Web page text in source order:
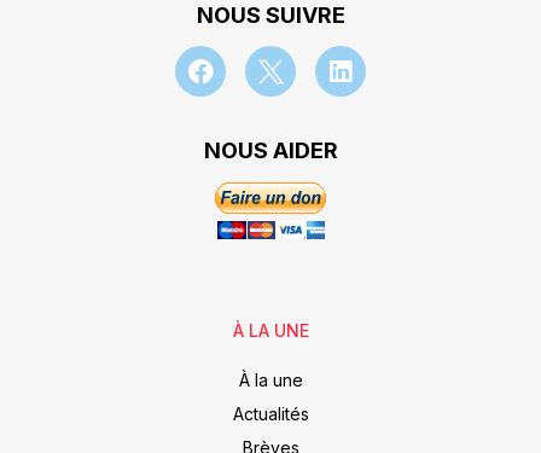
NOUS SUIVRE
NOUS AIDER
À LA UNE
À la une
Actualités
Brèves